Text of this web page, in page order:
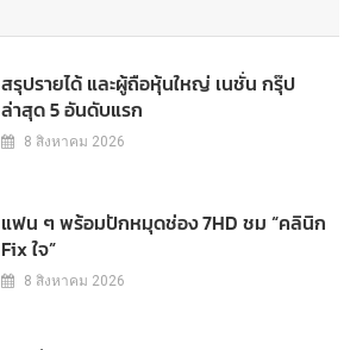
สรุปรายได้ และผู้ถือหุ้นใหญ่ เนชั่น กรุ๊ป
ล่าสุด 5 อันดับแรก
8 สิงหาคม 2026
แฟน ๆ พร้อมปักหมุดช่อง 7HD ชม “คลินิก
Fix ใจ”
8 สิงหาคม 2026